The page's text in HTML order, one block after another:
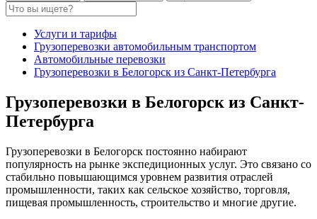
Услуги и тарифы
Грузоперевозки автомобильным транспортом
Автомобильные перевозки
Грузоперевозки в Белогорск из Санкт-Петербурга
Грузоперевозки в Белогорск из Санкт-
Петербурга
Грузоперевозки в Белогорск постоянно набирают
популярность на рынке экспедиционных услуг. Это связано со
стабильно повышающимся уровнем развития отраслей
промышленности, таких как сельское хозяйство, торговля,
пищевая промышленность, строительство и многие другие.